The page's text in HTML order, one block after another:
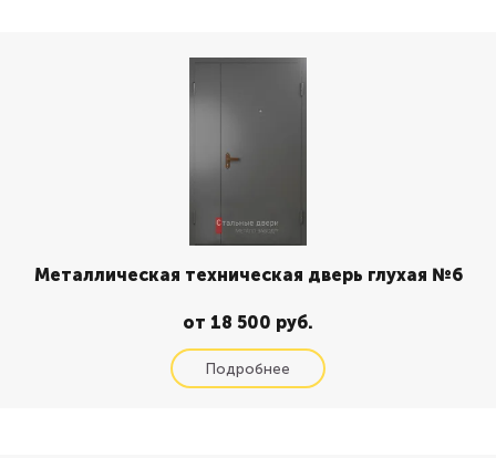
Металлическая техническая дверь глухая №6
от 18 500 руб.